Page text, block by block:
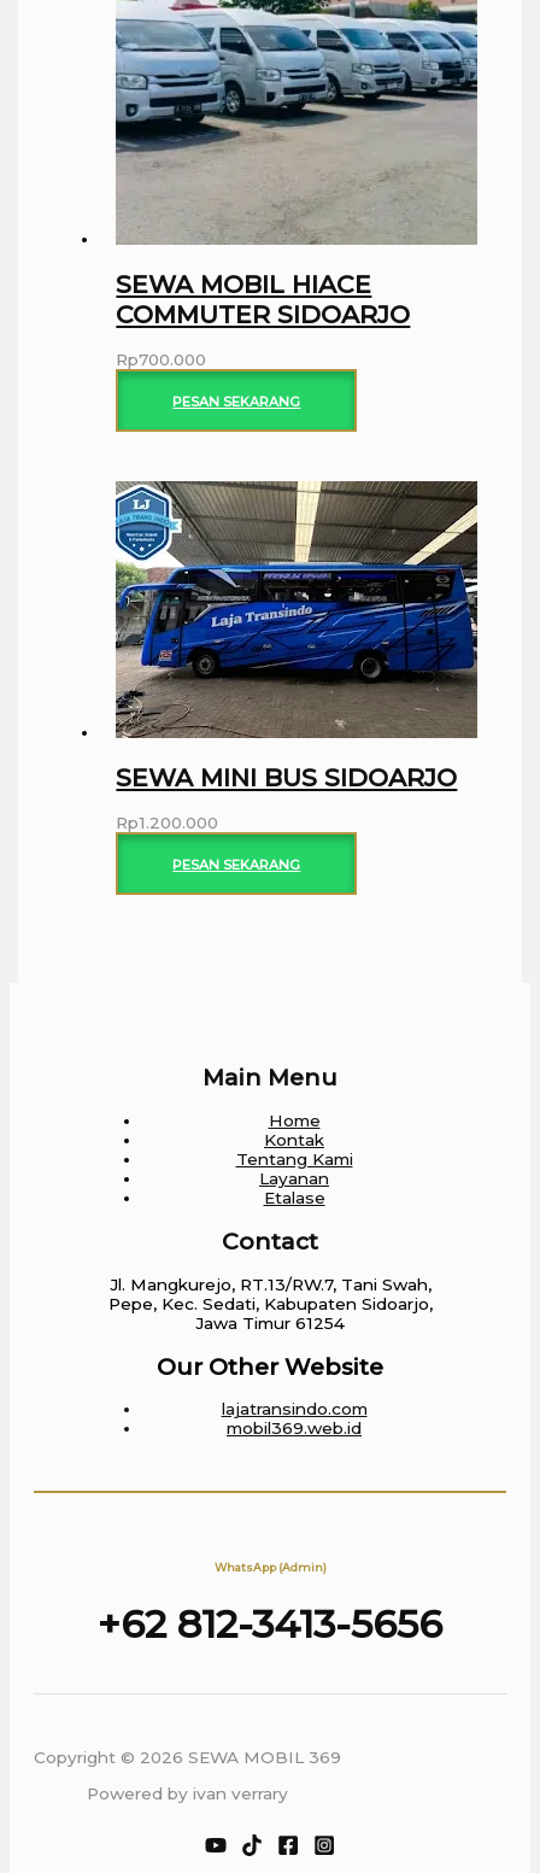
SEWA MOBIL HIACE
COMMUTER SIDOARJO
Rp700.000
PESAN SEKARANG
SEWA MINI BUS SIDOARJO
Rp1.200.000
PESAN SEKARANG
Main Menu
Home
Kontak
Tentang Kami
Layanan
Etalase
Contact
Jl. Mangkurejo, RT.13/RW.7, Tani Swah,
Pepe, Kec. Sedati, Kabupaten Sidoarjo,
Jawa Timur 61254
Our Other Website
lajatransindo.com
mobil369.web.id
WhatsApp (Admin)
+62 812-3413-5656
Copyright © 2026 SEWA MOBIL 369
Powered by ivan verrary